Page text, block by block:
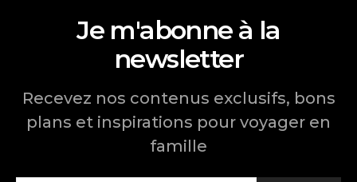
Je m'abonne à la
newsletter
Recevez nos contenus exclusifs, bons
plans et inspirations pour voyager en
famille